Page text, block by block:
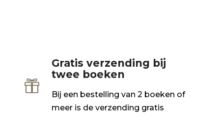

Gratis verzending bij
twee boeken
Bij een bestelling van 2 boeken of
meer is de verzending gratis